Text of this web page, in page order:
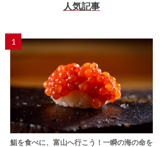
人気記事
1
鮨を食べに、富山へ行こう！一瞬の海の命を